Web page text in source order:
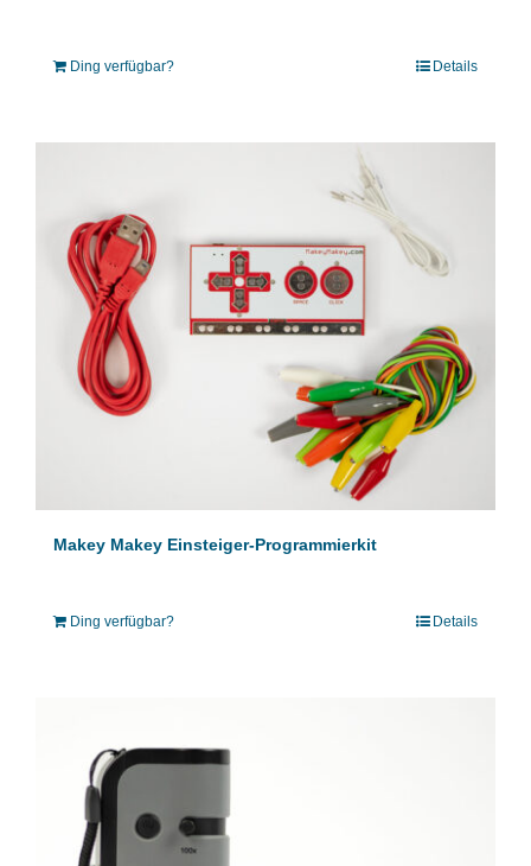
Ding verfügbar? Details
Makey Makey Einsteiger-Programmierkit
Ding verfügbar? Details